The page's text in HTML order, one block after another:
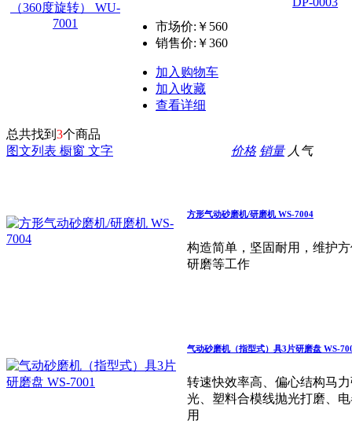
市场价:￥560
销售价: ￥360
加入购物车
加入收藏
查看详细
总共找到 3个商品
图文列表 橱窗 文字 价格 销量 人气
方形气动砂磨机/研磨机 WS-7004
构造简单，坚固耐用，维护
研磨等工作
气动砂磨机（指型式）具3片研磨盘 WS-
转速快效率高、偏心结构马
光、塑料合模线抛光打磨、
用